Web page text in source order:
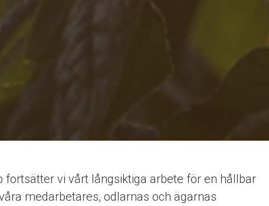
fortsätter vi vårt långsiktiga arbete för en hållbar
medarbetares, odlarnas och ägarnas